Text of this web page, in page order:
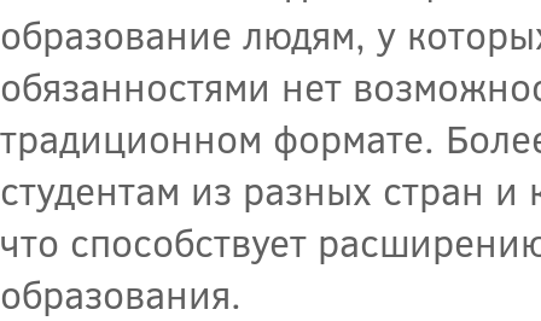
образование людям, у
обязанностями нет
традиционном формате.
студентам из разных стран
что способствует
образования.